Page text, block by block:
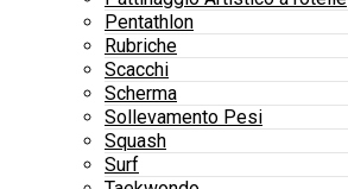
Pentathlon
Rubriche
Scacchi
Scherma
Sollevamento Pesi
Squash
Surf